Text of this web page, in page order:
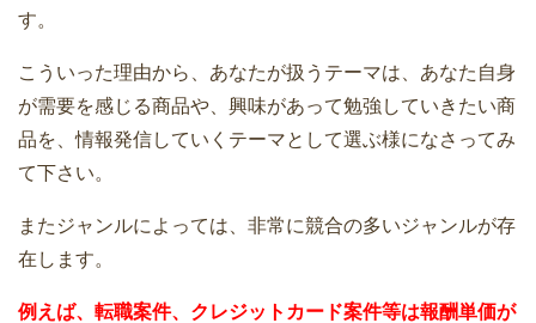
す。
こういった理由から、あなたが扱うテーマは、あなた自身
が需要を感じる商品や、興味があって勉強していきたい商
品を、情報発信していくテーマとして選ぶ様になさってみ
て下さい。
またジャンルによっては、非常に競合の多いジャンルが存
在します。
例えば、転職案件、クレジットカード案件等は報酬単価が